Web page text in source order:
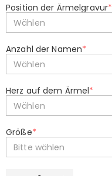
Position der Ärmelgravur*
Wählen
Anzahl der Namen*
Wählen
Herz auf dem Ärmel*
Wählen
Größe*
Bitte wählen